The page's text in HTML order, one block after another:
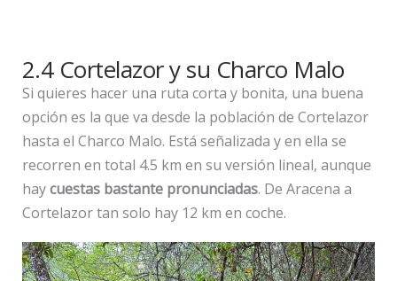
2.4 Cortelazor y su Charco Malo
Si quieres hacer una ruta corta y bonita, una buena
opción es la que va desde la población de Cortelazor
hasta el Charco Malo. Está señalizada y en ella se
recorren en total 4.5 km en su versión lineal, aunque
haycuestas bastante pronunciadas. De Aracena a
Cortelazor tan solo hay 12 km en coche.